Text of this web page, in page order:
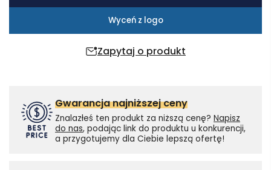
Zapytaj o produkt
Wyceń z logo
Gwarancja najniższej ceny
Znalazłeś ten produkt za niższą cenę? Napisz
do nas, podając link do produktu u konkurencji,
a przygotujemy dla Ciebie lepszą ofertę!